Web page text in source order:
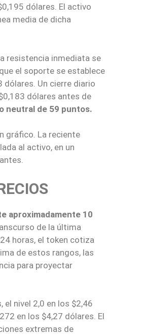
dólares. El activo
media de dicha
resistencia inmediata se
el soporte se establece
dólares. Un cierre diario
dólares antes de
neutral de 59 puntos.
gráfico. La reciente
al activo, en un
aproximadamente 10
de la última
horas, el token cotiza
de estos rangos, las
para proyectar
el nivel 2,0 en los $2,46
en los $4,27 dólares. El
extremas de